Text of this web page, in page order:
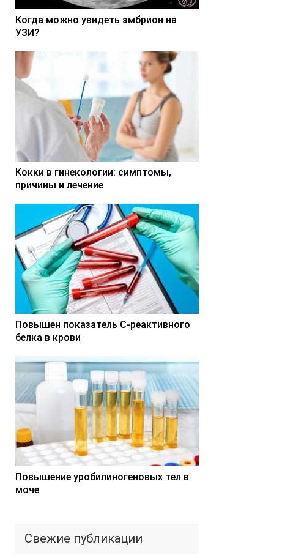
Когда можно увидеть эмбрион на
УЗИ?
Кокки в гинекологии: симптомы,
причины и лечение
Повышен показатель С-реактивного
белка в крови
Повышение уробилиногеновых тел в
моче
Свежие публикации